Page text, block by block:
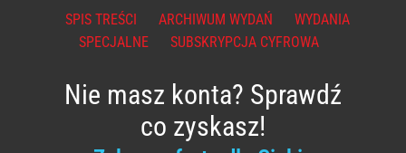
SPIS TREŚCI ARCHIWUM WYDAŃ
WYDANIA
SPECJALNE
SUBSKRYPCJA CYFROWA
Nie masz konta? Sprawdź
co zyskasz!